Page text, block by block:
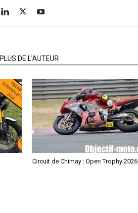
PLUS DE L'AUTEUR
Circuit de Chimay : Open Trophy 2026